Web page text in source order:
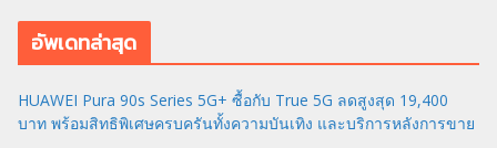
อัพเดทล่าสุด
HUAWEI Pura 90s Series 5G+ ซื้อกับ True 5G ลดสูงสุด 19,400
บาท พร้อมสิทธิพิเศษครบครันทั้งความบันเทิง และบริการหลังการขาย